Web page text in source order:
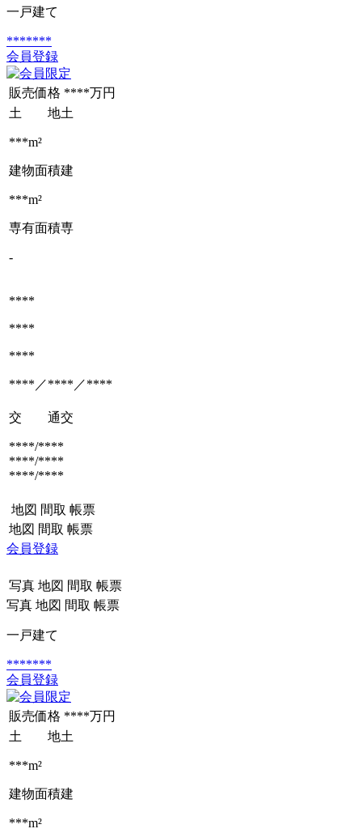
一戸建て
*******
会員登録
販売価格 ****万円
土 地土
***m²
建物面積建
***m²
専有面積専
-
****
****
****
****／****／****
交 通交
****/****
****/****
****/****
地図 間取 帳票
地図 間取 帳票
会員登録
写真 地図 間取 帳票
写真 地図 間取 帳票
一戸建て
*******
会員登録
販売価格 ****万円
土 地土
***m²
建物面積建
***m²